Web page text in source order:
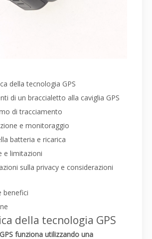
della tecnologia GPS
di un braccialetto alla caviglia GPS
di tracciamento
e monitoraggio
batteria e ricarica
e limitazioni
sulla privacy e considerazioni
benefici
della tecnologia GPS
funziona utilizzando una